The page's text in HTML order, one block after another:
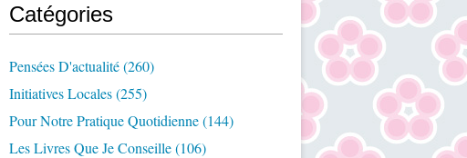
Catégories
Pensées D'actualité(260)
Initiatives Locales(255)
Pour Notre Pratique Quotidienne(144)
Les Livres Que Je Conseille(106)